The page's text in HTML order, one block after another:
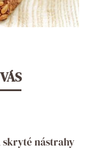
skryté nástrahy